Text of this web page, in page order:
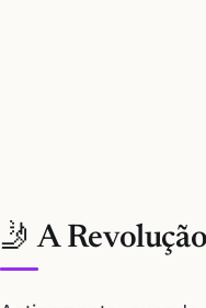
🤳 A